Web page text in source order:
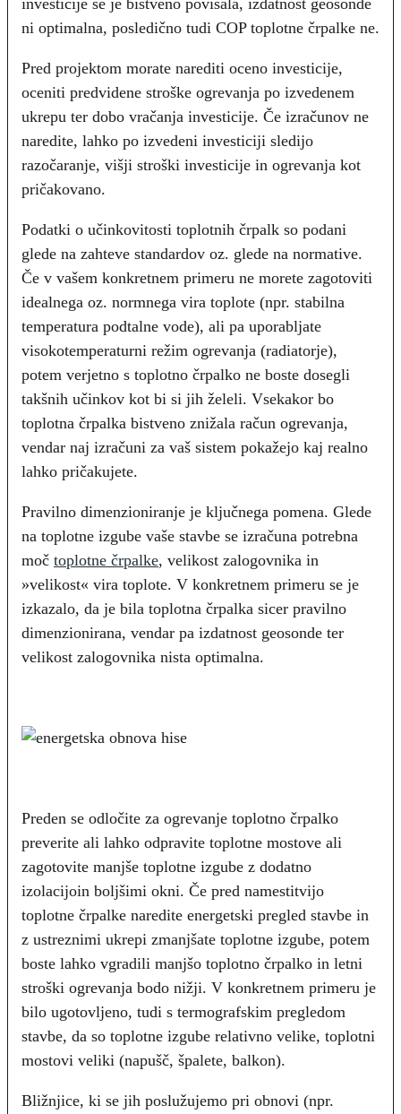
ni optimalna, posledično tudi COP toplotne črpalke ne.
Pred projektom morate narediti oceno investicije,
oceniti predvidene stroške ogrevanja po izvedenem
ukrepu ter dobo vračanja investicije. Če izračunov ne
naredite, lahko po izvedeni investiciji sledijo
razočaranje, višji stroški investicije in ogrevanja kot
pričakovano.
Podatki o učinkovitosti toplotnih črpalk so podani
glede na zahteve standardov oz. glede na normative.
Če v vašem konkretnem primeru ne morete zagotoviti
idealnega oz. normnega vira toplote (npr. stabilna
temperatura podtalne vode), ali pa uporabljate
visokotemperaturni režim ogrevanja (radiatorje),
potem verjetno s toplotno črpalko ne boste dosegli
takšnih učinkov kot bi si jih želeli. Vsekakor bo
toplotna črpalka bistveno znižala račun ogrevanja,
vendar naj izračuni za vaš sistem pokažejo kaj realno
lahko pričakujete.
Pravilno dimenzioniranje je ključnega pomena. Glede
na toplotne izgube vaše stavbe se izračuna potrebna
moč toplotne črpalke, velikost zalogovnika in
»velikost« vira toplote. V konkretnem primeru se je
izkazalo, da je bila toplotna črpalka sicer pravilno
dimenzionirana, vendar pa izdatnost geosonde ter
velikost zalogovnika nista optimalna.
Preden se odločite za ogrevanje toplotno črpalko
preverite ali lahko odpravite toplotne mostove ali
zagotovite manjše toplotne izgube z dodatno
izolacijoin boljšimi okni. Če pred namestitvijo
toplotne črpalke naredite energetski pregled stavbe in
z ustreznimi ukrepi zmanjšate toplotne izgube, potem
boste lahko vgradili manjšo toplotno črpalko in letni
stroški ogrevanja bodo nižji. V konkretnem primeru je
bilo ugotovljeno, tudi s termografskim pregledom
stavbe, da so toplotne izgube relativno velike, toplotni
mostovi veliki (napušč, špalete, balkon).
Bližnjice, ki se jih poslužujemo pri obnovi (npr.